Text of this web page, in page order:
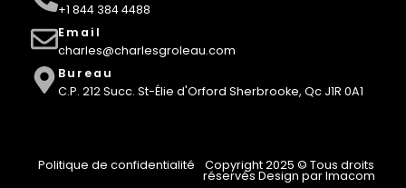
+1 844 384 4488
Email
charles@charlesgroleau.com
Bureau
C.P. 212 Succ. St-Élie d'Orford Sherbrooke, Qc J1R 0A1
Politique de confidentialité Copyright 2025 © Tous droits
réservés Design par Imacom